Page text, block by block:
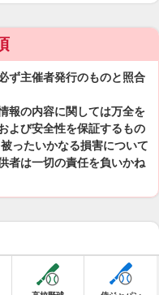
ず主催者発行のものと照合
報の内容に関しては万全を
よび安全性を保証するもの
ったいかなる損害について
者は一切の責任を負いかね